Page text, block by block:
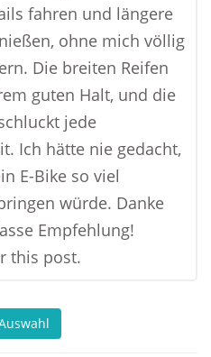
fahren und längere
ohne mich völlig
Die breiten Reifen
guten Halt, und die
jede
Ich hätte nie gedacht,
E-Bike so viel
würde. Danke
Empfehlung!
this post.